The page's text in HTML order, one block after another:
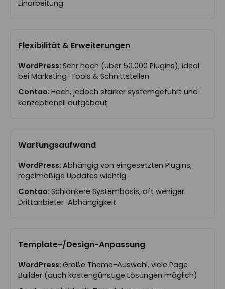
Einarbeitung
Flexibilität & Erweiterungen
Sehr hoch (über 50.000 Plugins), ideal
bei Marketing-Tools & Schnittstellen
Hoch, jedoch stärker systemgeführt und
konzeptionell aufgebaut
Wartungsaufwand
Abhängig von eingesetzten Plugins,
regelmäßige Updates wichtig
Schlankere Systembasis, oft weniger
Drittanbieter-Abhängigkeit
Template-/Design-Anpassung
Große Theme-Auswahl, viele Page
Builder (auch kostengünstige Lösungen möglich)